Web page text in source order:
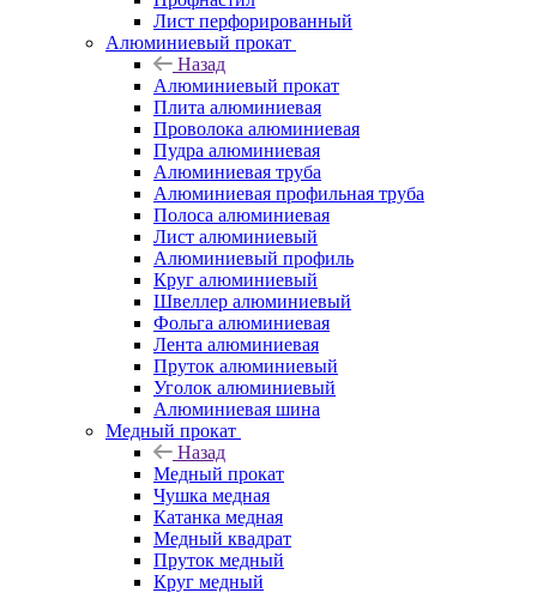
Лист перфорированный
Алюминиевый прокат
Назад
Алюминиевый прокат
Плита алюминиевая
Проволока алюминиевая
Пудра алюминиевая
Алюминиевая труба
Алюминиевая профильная труба
Полоса алюминиевая
Лист алюминиевый
Алюминиевый профиль
Круг алюминиевый
Швеллер алюминиевый
Фольга алюминиевая
Лента алюминиевая
Пруток алюминиевый
Уголок алюминиевый
Алюминиевая шина
Медный прокат
Назад
Медный прокат
Чушка медная
Катанка медная
Медный квадрат
Пруток медный
Круг медный